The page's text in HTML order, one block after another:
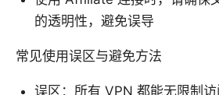
的透明性，避免误导
常见使用误区与避免方法
误区：所有 VPN 都能无限制